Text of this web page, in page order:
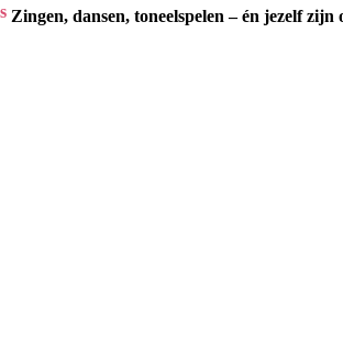
Zingen, dansen, toneelspelen – én jezelf zijn